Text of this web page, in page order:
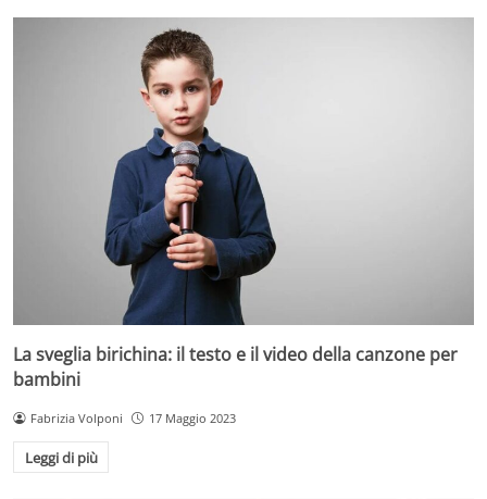
La sveglia birichina: il testo e il video della canzone per
bambini
Fabrizia Volponi 17 Maggio 2023
Leggi di più